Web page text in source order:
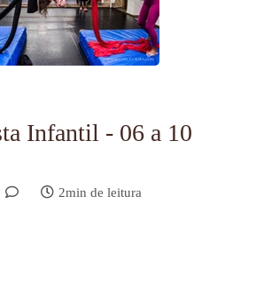
Infantil - 06 a 10
2min de leitura